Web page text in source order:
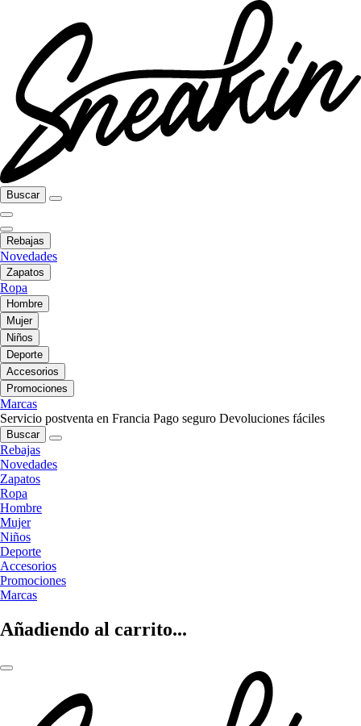
Buscar
Rebajas
Novedades
Zapatos
Ropa
Hombre
Mujer
Niños
Deporte
Accesorios
Promociones
Marcas
Servicio postventa en Francia Pago seguro Devoluciones fáciles
Buscar
Rebajas
Novedades
Zapatos
Ropa
Hombre
Mujer
Niños
Deporte
Accesorios
Promociones
Marcas
Añadiendo al carrito...